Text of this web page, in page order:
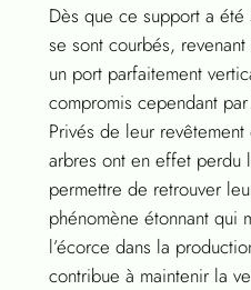
Dès que ce support a
se sont courbés,
un port parfaitement
compromis cependant
Privés de leur
arbres ont en effet perdu
permettre de retrouver
phénomène étonnant qui
l’écorce dans la
contribue à maintenir la